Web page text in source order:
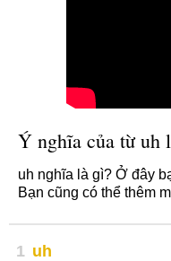
Ý nghĩa của từ uh
uh nghĩa là gì? Ở đây
Bạn cũng có thể thêm
1 uh